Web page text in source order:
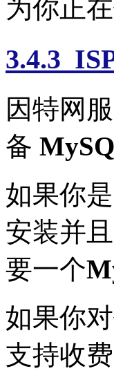
为你正
3.4.3
因特网
备
如果你
安装并
要一个
如果你
支持收